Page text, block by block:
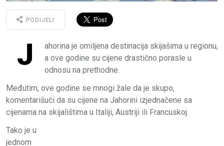
PODIJELI
J
ahorina je omiljena destinacija skijašima u regionu,
a ove godine su cijene drastično porasle u
odnosu na prethodne.
Međutim, ove godine se mnogi žale da je skupo,
komentarišući da su cijene na Jahorini izjednačene sa
cijenama na skijalištima u Italiji, Austriji ili Francuskoj.
Tako je u
jednom